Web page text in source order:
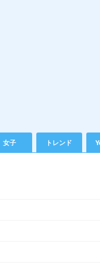
女子 トレンド